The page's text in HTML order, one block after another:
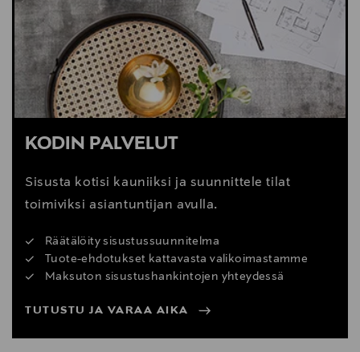
Digitaalinen osoite
info@fatboy.com
KODIN PALVELUT
Sisusta kotisi kauniiksi ja suunnittele tilat
toimiviksi asiantuntijan avulla.
Räätälöity sisustussuunnitelma
Tuote-ehdotukset kattavasta valikoimastamme
Maksuton sisustushankintojen yhteydessä
TUTUSTU JA VARAA AIKA